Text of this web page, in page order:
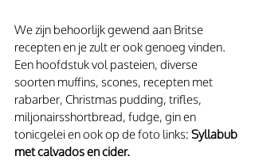
We zijn behoorlijk gewend aan Britse
recepten en je zult er ook genoeg vinden.
Een hoofdstuk vol pasteien, diverse
soorten muffins, scones, recepten met
rabarber, Christmas pudding, trifles,
miljonairsshortbread, fudge, gin en
tonicgelei en ook op de foto links: Syllabub
met calvados en cider.